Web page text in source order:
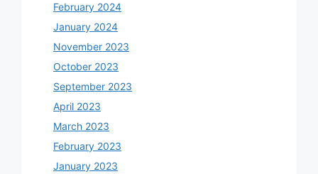
February 2024
January 2024
November 2023
October 2023
September 2023
April 2023
March 2023
February 2023
January 2023